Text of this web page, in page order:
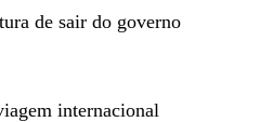
de sair do governo
internacional